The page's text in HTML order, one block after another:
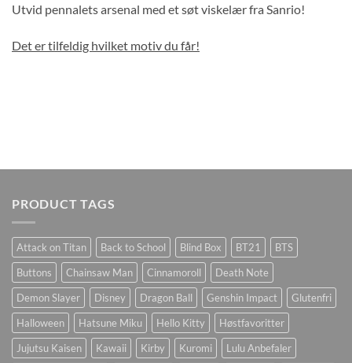
Utvid pennalets arsenal med et søt viskelær fra Sanrio!
Det er tilfeldig hvilket motiv du får!
PRODUCT TAGS
Attack on Titan Back to School Blind Box BT21
BTS
Buttons
Chainsaw Man Cinnamoroll
Death Note
Demon Slayer
Disney Dragon Ball Genshin Impact
Glutenfri
Halloween
Hatsune Miku Hello Kitty
Høstfavoritter
Jujutsu Kaisen
Kawaii Kirby Kuromi
Lulu Anbefaler